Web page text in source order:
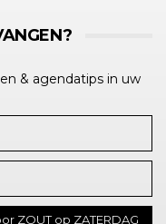
& agendatips in uw